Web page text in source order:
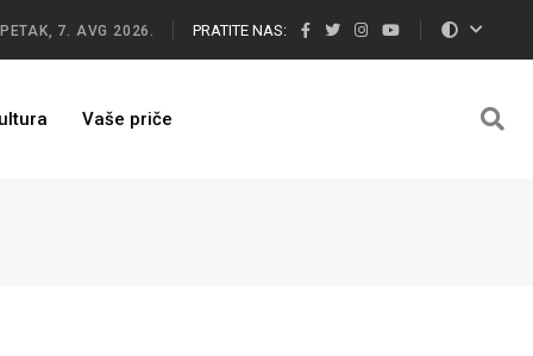
PETAK, 7. AVG 2026. PRATITE NAS:
Vaše priče